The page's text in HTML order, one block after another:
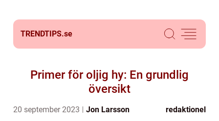
TRENDTIPS.se
Primer för oljig hy: En grundlig
översikt
20 september 2023 Jon Larsson redaktionel